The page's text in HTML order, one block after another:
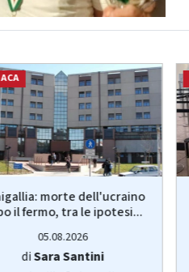
morte dell'ucraino
il fermo, tra le ipotesi...
05.08.2026
diSara Santini